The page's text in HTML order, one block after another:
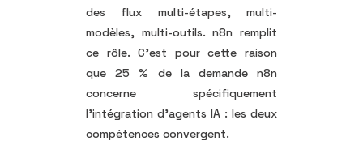
des flux multi-étapes, multi-
modèles, multi-outils. n8n remplit
ce rôle. C’est pour cette raison
que 25 % de la demande n8n
concerne spécifiquement
l’intégration d’agents IA : les deux
compétences convergent.